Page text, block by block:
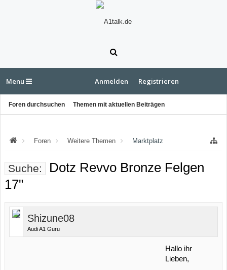
Menu
Foren durchsuchen Themen mit aktuellen Beiträgen
Anmelden Registrieren
Foren Weitere Themen Marktplatz
Suche:
Dotz Revvo Bronze Felgen
17"
Shizune08
Audi A1 Guru
Hallo ihr
Lieben,